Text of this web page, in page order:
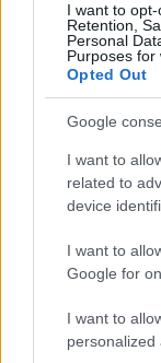
I want to opt-
Retention,
Personal
Purposes for
Opted Out
Google
I want to
related to
device
I want to
Google for
I want to
personalized
Prisotni pa so
Prevalj,
za glasbo in
klavir, ki ga igra
zaključila vseh
nastopala na
na